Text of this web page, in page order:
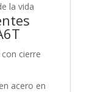
la vida
cierre
acero en